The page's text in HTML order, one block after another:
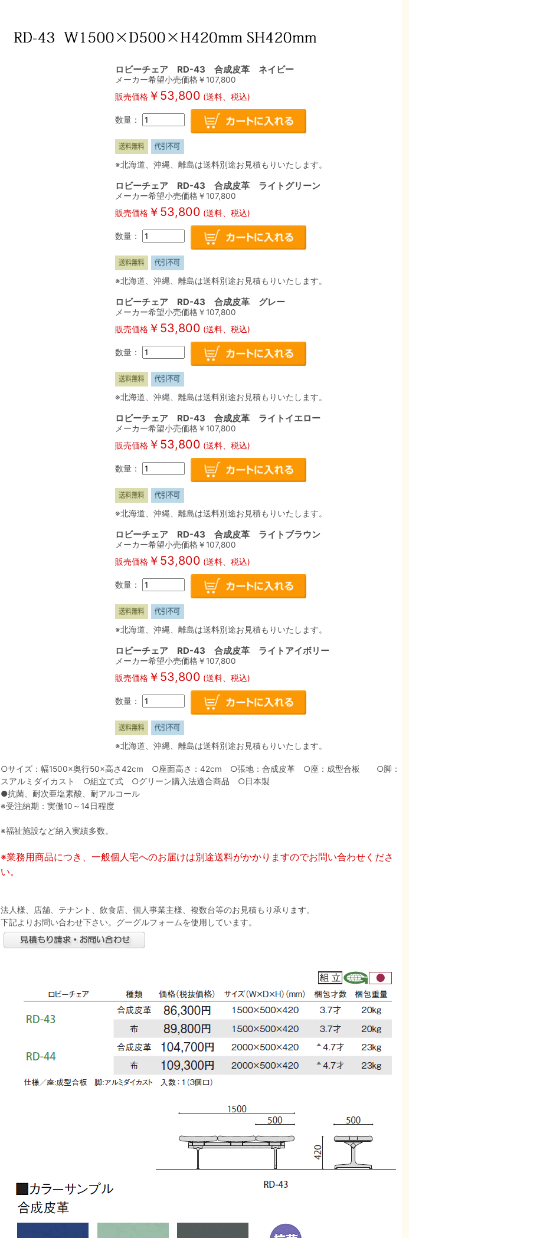
ロビーチェア RD-43 合成皮革 ネイビー
メーカー希望小売価格￥107,800
販売価格￥ 53,800 (送料、税込)
数量：
※北海道、沖縄、離島は送料別途お見積もりいたします。
ロビーチェア RD-43 合成皮革 ライトグリーン
メーカー希望小売価格￥107,800
販売価格￥ 53,800 (送料、税込)
数量：
※北海道、沖縄、離島は送料別途お見積もりいたします。
ロビーチェア RD-43 合成皮革 グレー
メーカー希望小売価格￥107,800
販売価格￥ 53,800 (送料、税込)
数量：
※北海道、沖縄、離島は送料別途お見積もりいたします。
ロビーチェア RD-43 合成皮革 ライトイエロー
メーカー希望小売価格￥107,800
販売価格￥ 53,800 (送料、税込)
数量：
※北海道、沖縄、離島は送料別途お見積もりいたします。
ロビーチェア RD-43 合成皮革 ライトブラウン
メーカー希望小売価格￥107,800
販売価格￥ 53,800 (送料、税込)
数量：
※北海道、沖縄、離島は送料別途お見積もりいたします。
ロビーチェア RD-43 合成皮革 ライトアイボリー
メーカー希望小売価格￥107,800
販売価格￥ 53,800 (送料、税込)
数量：
※北海道、沖縄、離島は送料別途お見積もりいたします。
○サイズ：幅1500×奥行50×高さ42cm ○座面高さ：42cm ○張地：合成皮革 ○座：成型合板 ○脚：
スアルミダイカスト ○組立て式 ○グリーン購入法適合商品 ○日本製
●抗菌、耐次亜塩素酸、耐アルコール
※受注納期：実働10～14日程度
※福祉施設など納入実績多数。
※業務用商品につき、一般個人宅へのお届けは別途送料がかかりますのでお問い合わせくださ
い。
法人様、店舗、テナント、飲食店、個人事業主様、複数台等のお見積もり承ります。
下記よりお問い合わせ下さい。グーグルフォームを使用しています。